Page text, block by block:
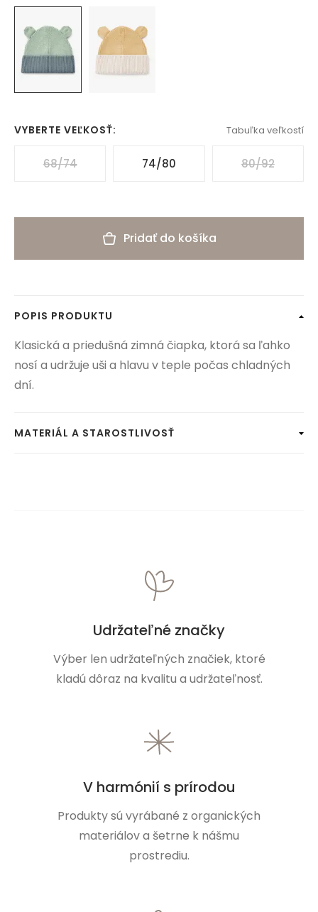
VYBERTE VEĽKOSŤ: Tabuľka veľkostí
68/74 74/80 80/92
Pridať do košíka
POPIS PRODUKTU
Klasická a priedušná zimná čiapka, ktorá sa ľahko
nosí a udržuje uši a hlavu v teple počas chladných
dní.
MATERIÁL A STAROSTLIVOSŤ
Udržateľné značky
Výber len udržateľných značiek, ktoré
kladú dôraz na kvalitu a udržateľnosť.
V harmónií s prírodou
Produkty sú vyrábané z organických
materiálov a šetrne k nášmu
prostrediu.